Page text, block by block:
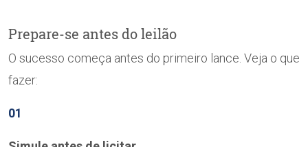
Prepare-se antes do leilão
O sucesso começa antes do primeiro lance. Veja o que
fazer:
01